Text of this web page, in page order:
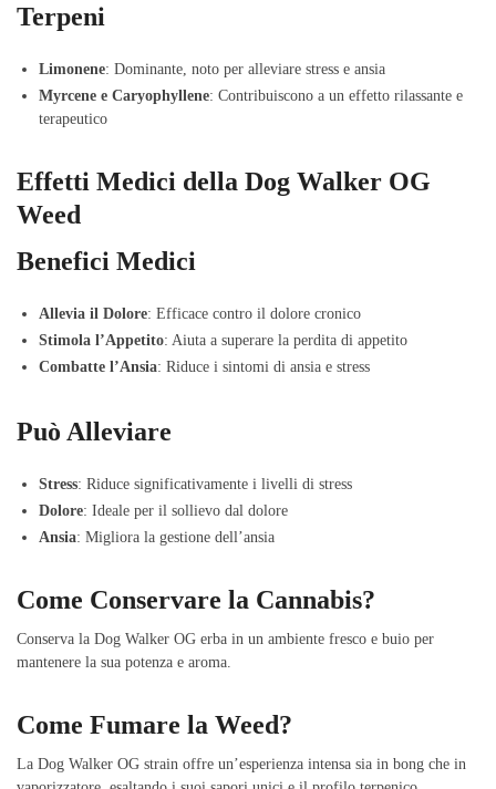
Terpeni
Limonene: Dominante, noto per alleviare stress e ansia
Myrcene e Caryophyllene: Contribuiscono a un effetto rilassante e
terapeutico
Effetti Medici della Dog Walker OG
Weed
Benefici Medici
Allevia il Dolore: Efficace contro il dolore cronico
Stimola l’Appetito: Aiuta a superare la perdita di appetito
Combatte l’Ansia: Riduce i sintomi di ansia e stress
Può Alleviare
Stress: Riduce significativamente i livelli di stress
Dolore: Ideale per il sollievo dal dolore
Ansia: Migliora la gestione dell’ansia
Come Conservare la Cannabis?
Conserva la Dog Walker OG erba in un ambiente fresco e buio per
mantenere la sua potenza e aroma.
Come Fumare la Weed?
La Dog Walker OG strain offre un’esperienza intensa sia in bong che in